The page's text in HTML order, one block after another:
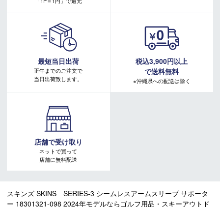
最短当日出荷
正午までのご注文で
当日出荷致します。
税込3,900円以上
で送料無料
※沖縄県への配送は除く
店舗で受け取り
ネットで買って
店舗に無料配送
スキンズ SKINS SERIES-3 シームレスアームスリーブ サポータ
ー 18301321-098 2024年モデルならゴルフ用品・スキーアウトド